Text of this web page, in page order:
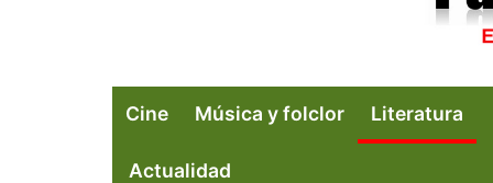
Cine Música y folclor Literatura
Actualidad